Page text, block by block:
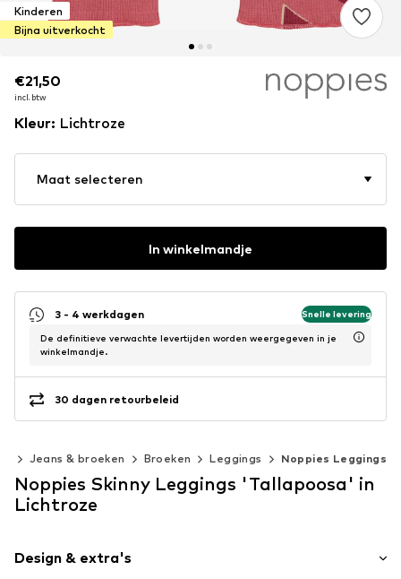
Kinderen
Bijna uitverkocht
€21,50
incl. btw
€21,50
incl. btw
€21,50
incl. btw
Kleur: Lichtroze
Maat selecteren
In winkelmandje
3 - 4 werkdagen Snelle levering
De definitieve verwachte levertijden worden weergegeven in je
winkelmandje.
30 dagen retourbeleid
Jeans & broeken Broeken Leggings Noppies Leggings
Noppies Skinny Leggings 'Tallapoosa' in
Lichtroze
Design & extra's